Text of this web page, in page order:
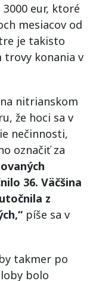
eur, ktoré
mesiacov od
je takisto
trovy konania v
nitrianskom
že hoci sa v
nečinnosti,
označiť za
36. Väčšina
z
píše sa v
takmer po
bolo